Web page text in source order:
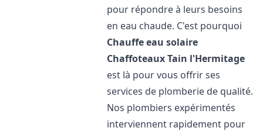
pour répondre à leurs besoins
en eau chaude. C'est pourquoi
Chauffe eau solaire
ChaffoteauxTain l'Hermitage
est là pour vous offrir ses
services de plomberie de qualité.
Nos plombiers expérimentés
interviennent rapidement pour